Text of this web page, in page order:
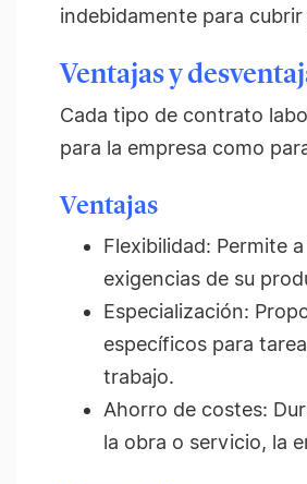
indebidamente para
Ventajas y
Cada tipo de contrato
para la empresa como
Ventajas
Flexibilidad: Permite
exigencias de su
Especialización:
específicos para
trabajo.
Ahorro de costes:
la obra o servicio, la